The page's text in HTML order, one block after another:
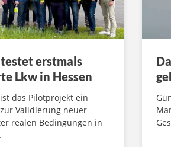
erstmals
Lkw in Hessen
das Pilotprojekt ein
Validierung neuer
realen Bedingungen in